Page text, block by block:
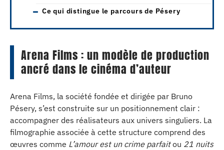
Ce qui distingue le parcours de Pésery
Arena Films : un modèle de production
ancré dans le cinéma d’auteur
Arena Films, la société fondée et dirigée par Bruno
Pésery, s’est construite sur un positionnement clair :
accompagner des réalisateurs aux univers singuliers. La
filmographie associée à cette structure comprend des
œuvres comme L’amour est un crime parfaitou 21 nuits